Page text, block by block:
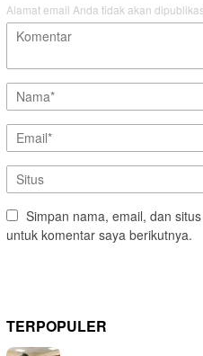
Alamat email Anda tidak akan
Simpan nama, email, dan
untuk komentar saya berikutnya.
TERPOPULER